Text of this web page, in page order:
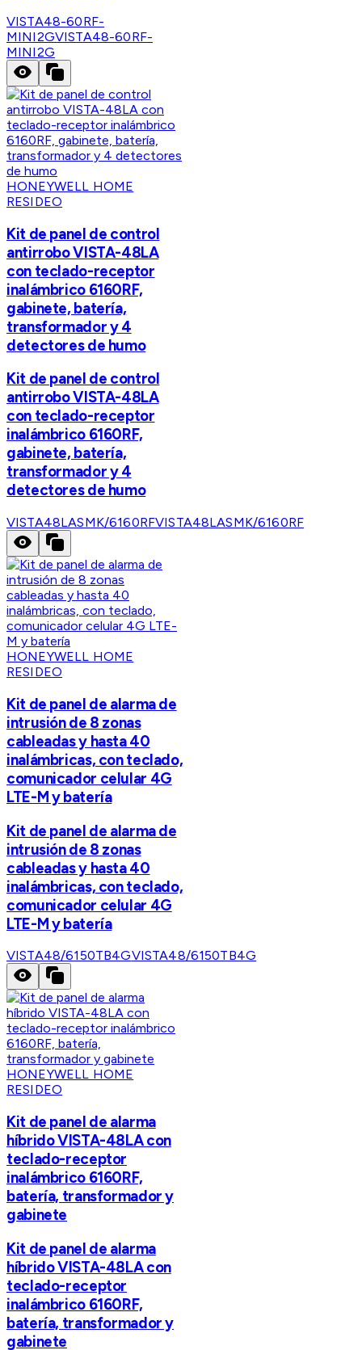
VISTA48-60RF-
MINI2GVISTA48-60RF-
MINI2G
HONEYWELL HOME
RESIDEO
Kit de panel de control
antirrobo VISTA-48LA
con teclado-receptor
inalámbrico 6160RF,
gabinete, batería,
transformador y 4
detectores de humo
Kit de panel de control
antirrobo VISTA-48LA
con teclado-receptor
inalámbrico 6160RF,
gabinete, batería,
transformador y 4
detectores de humo
VISTA48LASMK/6160RFVISTA48LASMK/6160RF
HONEYWELL HOME
RESIDEO
Kit de panel de alarma de
intrusión de 8 zonas
cableadas y hasta 40
inalámbricas, con teclado,
comunicador celular 4G
LTE-M y batería
Kit de panel de alarma de
intrusión de 8 zonas
cableadas y hasta 40
inalámbricas, con teclado,
comunicador celular 4G
LTE-M y batería
VISTA48/6150TB4GVISTA48/6150TB4G
HONEYWELL HOME
RESIDEO
Kit de panel de alarma
híbrido VISTA-48LA con
teclado-receptor
inalámbrico 6160RF,
batería, transformador y
gabinete
Kit de panel de alarma
híbrido VISTA-48LA con
teclado-receptor
inalámbrico 6160RF,
batería, transformador y
gabinete